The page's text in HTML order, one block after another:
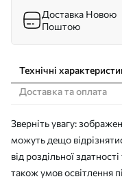
Доставка Новою
Поштою
Технічні
Доставка та оплата
Зверніть увагу:
можуть дещо
від роздільної
також умов освітлення